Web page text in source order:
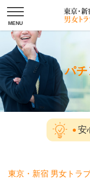
パ
安
東京・新宿 男女トラ